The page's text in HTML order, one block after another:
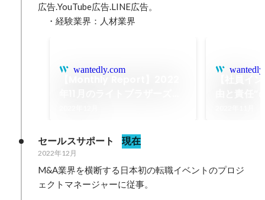
広告.YouTube広告.LINE広告。
・経験業界：人材業界
wantedly.com
セールスサポート 現在
2022年12月
M&A業界を横断する日本初の転職イベントのプロジ
ェクトマネージャーに従事。